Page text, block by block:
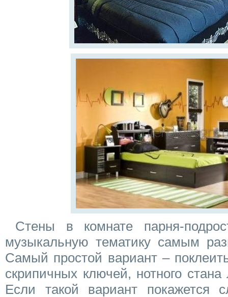
Стены в комнате парня-
музыкальную тематику самым
Самый простой вариант –
скрипичных ключей, нотного
Если такой вариант покажется